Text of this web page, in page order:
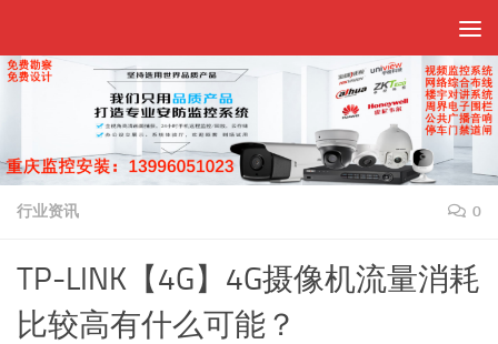
行业资讯 0
TP-LINK【4G】4G摄像机流量消耗
比较高有什么可能？